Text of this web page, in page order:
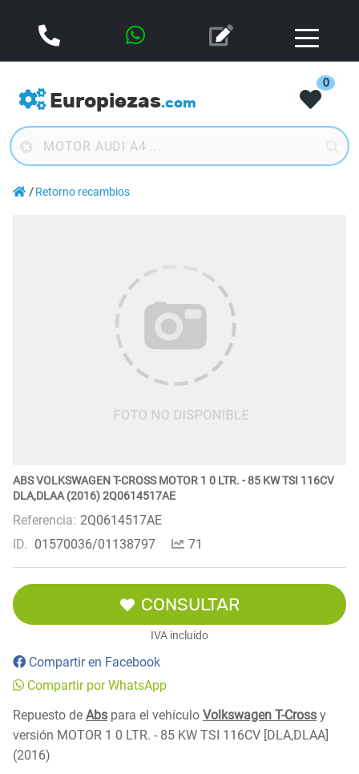
Europiezas.com
0
Retorno recambios
ABS VOLKSWAGEN T-CROSS MOTOR 1 0 LTR. - 85 KW TSI 116CV
DLA,DLAA (2016) 2Q0614517AE
Referencia: 2Q0614517AE
ID. 01570036/01138797 71
CONSULTAR
IVA incluido
Compartir en Facebook
Compartir por WhatsApp
Repuesto de Abs para el vehículo Volkswagen T-Cross y
versión MOTOR 1 0 LTR. - 85 KW TSI 116CV [DLA,DLAA]
(2016)